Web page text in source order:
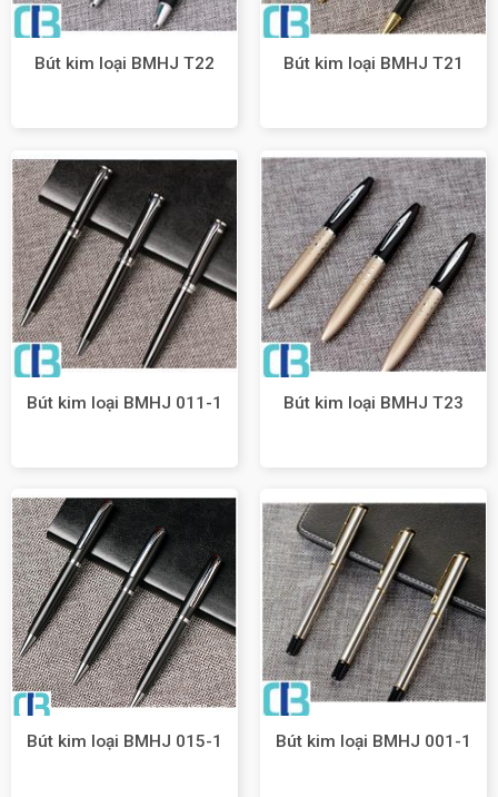
Bút kim loại BMHJ T22 Bút kim loại BMHJ T21
Bút kim loại BMHJ 011-1 Bút kim loại BMHJ T23
Bút kim loại BMHJ 015-1 Bút kim loại BMHJ 001-1